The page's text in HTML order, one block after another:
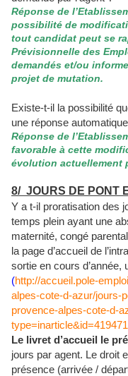
Réponse de
possibilité de
tout candidat peut se
Prévisionnelle des
demandés et/ou
projet de mutation.
Existe-t-il la possibilité
une réponse
Réponse de
favorable à cette
évolution actuellement
8/ JOURS DE PONT
Y a t-il proratisation des
temps plein ayant une
maternité, congé
la page d’accueil de
sortie en cours d’année,
(http://accueil.pole-
alpes-cote-d-azur/jours-
provence-alpes-cote-d-
type=inarticle&id=419471
Le livret d’accueil le
jours par agent. Le droit
présence (arrivée /